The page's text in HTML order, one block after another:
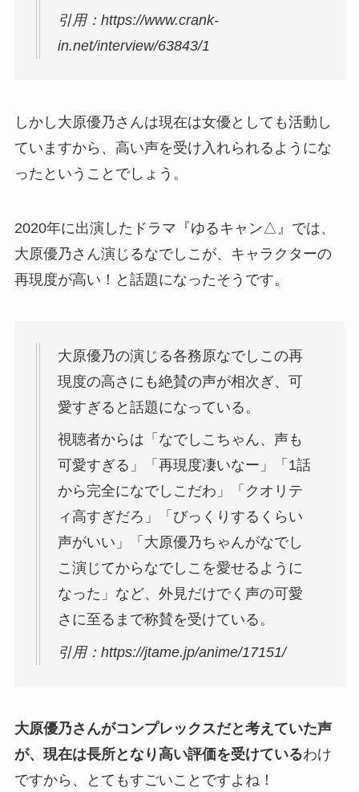
引用：https://www.crank-
in.net/interview/63843/1
しかし大原優乃さんは現在は女優としても活動し
ていますから、高い声を受け入れられるようにな
ったということでしょう。
2020年に出演したドラマ『ゆるキャン△』では、
大原優乃さん演じるなでしこが、キャラクターの
再現度が高い！と話題になったそうです。
大原優乃の演じる各務原なでしこの再
現度の高さにも絶賛の声が相次ぎ、可
愛すぎると話題になっている。
視聴者からは「なでしこちゃん、声も
可愛すぎる」「再現度凄いなー」「1話
から完全になでしこだわ」「クオリテ
ィ高すぎだろ」「びっくりするくらい
声がいい」「大原優乃ちゃんがなでし
こ演じてからなでしこを愛せるように
なった」など、外見だけでく声の可愛
さに至るまで称賛を受けている。
引用：https://jtame.jp/anime/17151/
大原優乃さんがコンプレックスだと考えていた声
が、現在は長所となり高い評価を受けているわけ
ですから、とてもすごいことですよね！